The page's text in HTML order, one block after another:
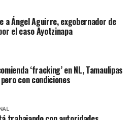
a Ángel Aguirre, exgobernador de
el caso Ayotzinapa
‘fracking’ en NL, Tamaulipas
con condiciones